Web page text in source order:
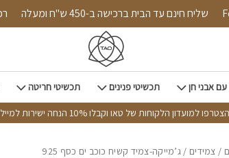
Follow שליח חינם עד הבית ברכישה ב-450 ש"ח ומעלה
אבני חן תכשיטי פנינים תכשיטי חריטה
הצטרפו למועדון הלקוחות של טאו וקבלו 10% הנחה ישירות למייל!
/ צמידים / ג’מייקה-צמיד קשיח כוכב ים כסף 925